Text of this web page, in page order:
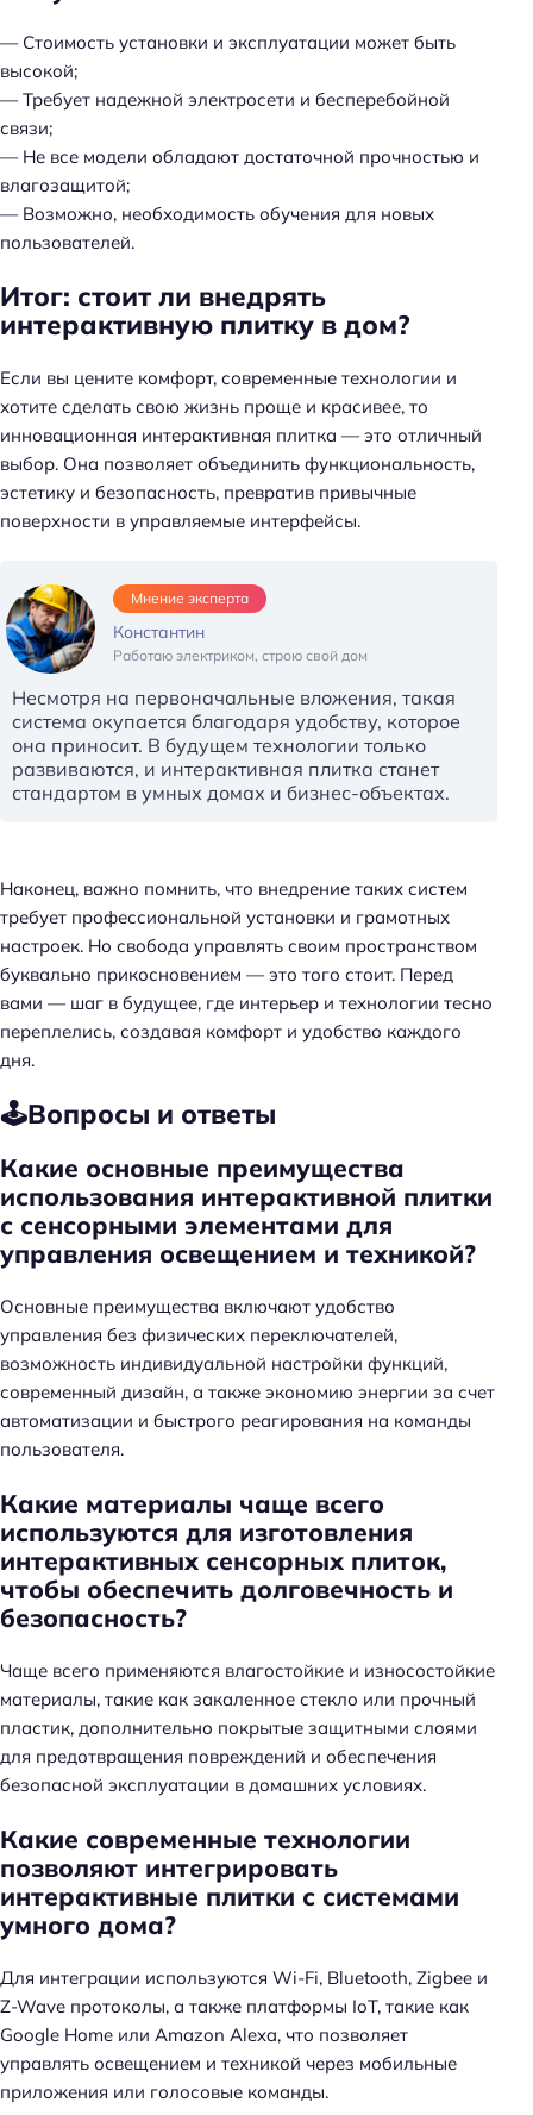
— Стоимость установки и эксплуатации может быть
высокой;
— Требует надежной электросети и бесперебойной
связи;
— Не все модели обладают достаточной прочностью и
влагозащитой;
— Возможно, необходимость обучения для новых
пользователей.
Итог: стоит ли внедрять
интерактивную плитку в дом?
Если вы цените комфорт, современные технологии и
хотите сделать свою жизнь проще и красивее, то
инновационная интерактивная плитка — это отличный
выбор. Она позволяет объединить функциональность,
эстетику и безопасность, превратив привычные
поверхности в управляемые интерфейсы.
Мнение эксперта
Константин
Работаю электриком, строю свой дом
Несмотря на первоначальные вложения, такая
система окупается благодаря удобству, которое
она приносит. В будущем технологии только
развиваются, и интерактивная плитка станет
стандартом в умных домах и бизнес-объектах.
Наконец, важно помнить, что внедрение таких систем
требует профессиональной установки и грамотных
настроек. Но свобода управлять своим пространством
буквально прикосновением — это того стоит. Перед
вами — шаг в будущее, где интерьер и технологии тесно
переплелись, создавая комфорт и удобство каждого
дня.
🕹️Вопросы и ответы
Какие основные преимущества
использования интерактивной плитки
с сенсорными элементами для
управления освещением и техникой?
Основные преимущества включают удобство
управления без физических переключателей,
возможность индивидуальной настройки функций,
современный дизайн, а также экономию энергии за счет
автоматизации и быстрого реагирования на команды
пользователя.
Какие материалы чаще всего
используются для изготовления
интерактивных сенсорных плиток,
чтобы обеспечить долговечность и
безопасность?
Чаще всего применяются влагостойкие и износостойкие
материалы, такие как закаленное стекло или прочный
пластик, дополнительно покрытые защитными слоями
для предотвращения повреждений и обеспечения
безопасной эксплуатации в домашних условиях.
Какие современные технологии
позволяют интегрировать
интерактивные плитки с системами
умного дома?
Для интеграции используются Wi-Fi, Bluetooth, Zigbee и
Z-Wave протоколы, а также платформы IoT, такие как
Google Home или Amazon Alexa, что позволяет
управлять освещением и техникой через мобильные
приложения или голосовые команды.
Н
а
й
т